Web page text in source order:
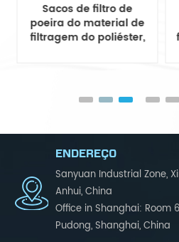
Sacos de filtro de
poeira do material de
filtragem do poliéster,
ENDEREÇO
Sanyuan Industrial Zone,
Anhui, China
Office in Shanghai: Room
Pudong, Shanghai, China